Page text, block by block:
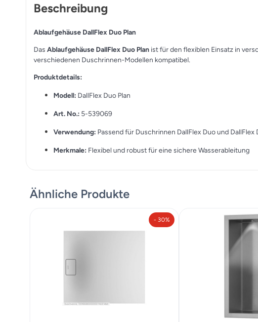
Beschreibung
Ablaufgehäuse DallFlex Duo Plan
Das Ablaufgehäuse DallFlex Duo Plan ist für den flexiblen Einsatz in
verschiedenen Duschrinnen-Modellen kompatibel.
Produktdetails:
Modell: DallFlex Duo Plan
Art. No.: 5-539069
Verwendung: Passend für Duschrinnen DallFlex Duo und DallFlex
Merkmale: Flexibel und robust für eine sichere Wasserableitung
Ähnliche Produkte
- 30%